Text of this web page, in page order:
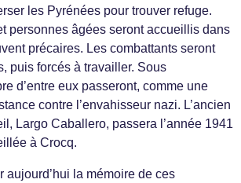
les Pyrénées pour trouver refuge.
personnes âgées seront accueillis dans
précaires. Les combattants seront
puis forcés à travailler. Sous
d’entre eux passeront, comme une
contre l’envahisseur nazi. L’ancien
Largo Caballero, passera l’année 1941
à Crocq.
aujourd’hui la mémoire de ces